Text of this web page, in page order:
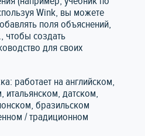
Wink, вы можете
поля объяснений,
чтобы создать
для своих
работает на английском,
датском,
бразильском
/ традиционном